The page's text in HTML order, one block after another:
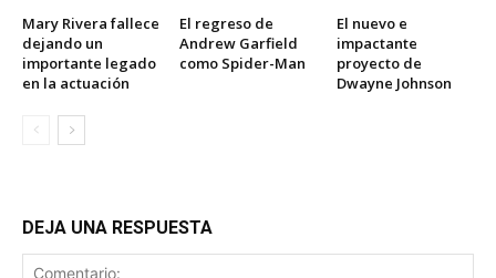
Mary Rivera fallece
dejando un
importante legado
en la actuación
El regreso de
Andrew Garfield
como Spider-Man
El nuevo e
impactante
proyecto de
Dwayne Johnson
DEJA UNA RESPUESTA